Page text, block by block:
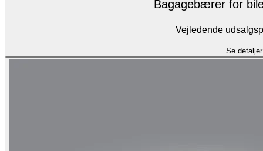
Bagagebærer for
Vejledende
Se detaljer